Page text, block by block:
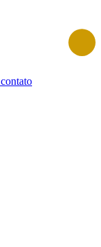
contato